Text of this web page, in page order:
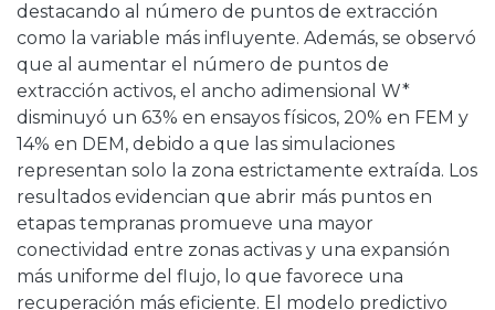
destacando al número de puntos de extracción
como la variable más influyente. Además, se observó
que al aumentar el número de puntos de
extracción activos, el ancho adimensional W*
disminuyó un 63% en ensayos físicos, 20% en FEM y
14% en DEM, debido a que las simulaciones
representan solo la zona estrictamente extraída. Los
resultados evidencian que abrir más puntos en
etapas tempranas promueve una mayor
conectividad entre zonas activas y una expansión
más uniforme del flujo, lo que favorece una
recuperación más eficiente. El modelo predictivo